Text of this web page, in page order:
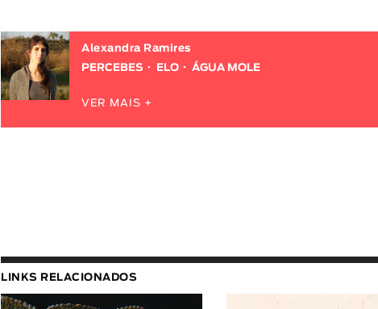
Alexandra Ramires
PERCEBES
ELO ÁGUA MOLE
VER MAIS +
LINKS RELACIONADOS